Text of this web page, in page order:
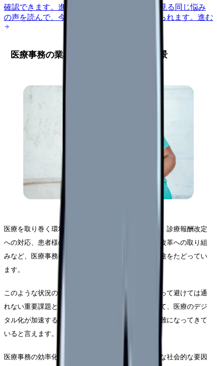
確認できます。 進む 匿名掲示板で本音を見る 同じ悩み
の声を読んで、今の職場だけの問題か確かめられます。 進む
医療事務の業務効率化が求められる背景
医療を取り巻く環境は、近年大きく変化しています。診療報酬改定
への対応、患者様のニーズの多様化、そして働き方改革への取り組
みなど、医療事務に求められる業務は年々増加の一途をたどってい
ます。
このような状況の中で、業務効率化は医療機関にとって避けては通
れない重要課題となっています。特に2025年に向けて、医療のデジ
タル化が加速する中、従来の業務手法では対応が困難になってきて
いると言えます。
医療事務の効率化に取り組む背景には、以下のような社会的な要因